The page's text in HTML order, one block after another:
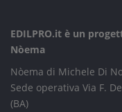
EDILPRO.it è un
Nòema
Nòema di Michele Di
Sede operativa Via F.
(BA)